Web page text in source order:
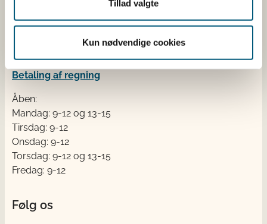
Tillad valgte
Kun nødvendige cookies
2600 Glostrup
EAN
Betaling af regning
Åben:
Mandag: 9-12 og 13-15
Tirsdag: 9-12
Onsdag: 9-12
Torsdag: 9-12 og 13-15
Fredag: 9-12
Følg os